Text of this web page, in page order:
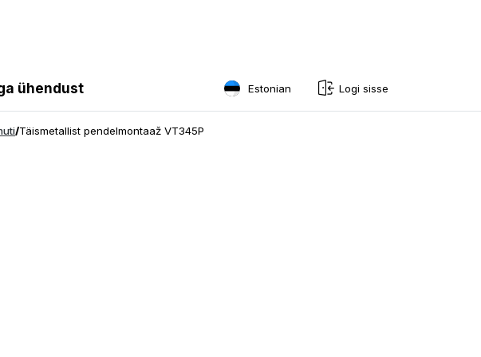
ühendust Estonian Logi sisse
/Täismetallist pendelmontaaž VT345P